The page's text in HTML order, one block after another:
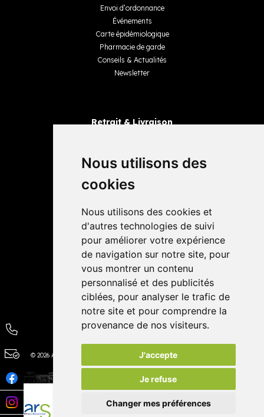
Nous utilisons des
cookies
Nous utilisons des cookies et
d'autres technologies de suivi
pour améliorer votre expérience
de navigation sur notre site, pour
vous montrer un contenu
personnalisé et des publicités
ciblées, pour analyser le trafic de
notre site et pour comprendre la
provenance de nos visiteurs.
J'accepte
Je refuse
Changer mes préférences
Envoi d’ordonnance
Événements
Carte épidémiologique
Pharmacie de garde
Conseils & Actualités
Newsletter
Retrait & Livraison
Livraisons
4,4 / 5 65 avis
© 2026 Autour de la Pharmacie Tous droits réservés